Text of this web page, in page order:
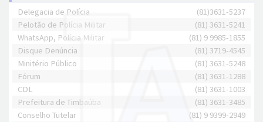
Delegacia de Polícia
(81)3631-5237
Pelotão de Polícia Militar
(81) 3631-5241
WhatsApp, Polícia Militar
(81) 9 9985-1855
Disque Denúncia
(81) 3719-4545
Minitério Público
(81) 3631-5248
Fórum
(81) 3631-1288
CDL
(81) 3631-1003
Prefeitura de Timbaúba
(81) 3631-3485
Conselho Tutelar
(81) 9 9399-2949